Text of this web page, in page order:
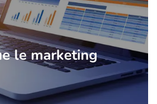
le marketing